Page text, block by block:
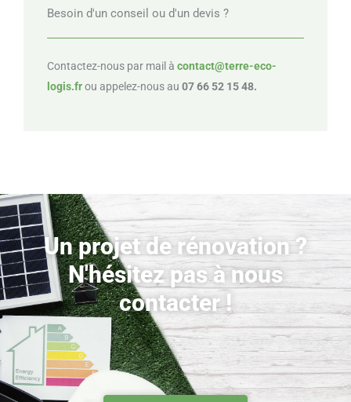
Besoin d'un conseil ou d'un devis ?
Contactez-nous par mail à contact@terre-eco-
logis.frou appelez-nous au 07 66 52 15 48.
Un projet de rénovation ?
N'hésitez pas à nous
contacter !